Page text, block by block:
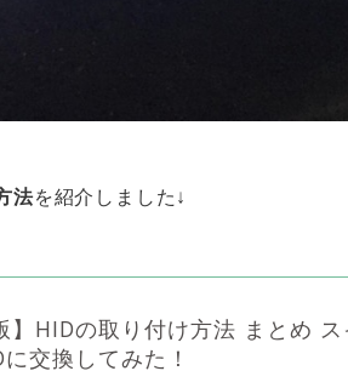
法を紹介しました↓
】HIDの取り付け方法 まとめ ス
に交換してみた！